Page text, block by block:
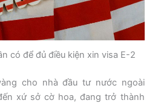
có để đủ điều kiện xin visa E-2
cho nhà đầu tư nước ngoài
xứ sở cờ hoa, đang trở thành